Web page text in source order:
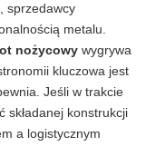
sprzedawcy
metalu.
nożycowy wygrywa
kluczowa jest
Jeśli w trakcie
składanej konstrukcji
a logistycznym